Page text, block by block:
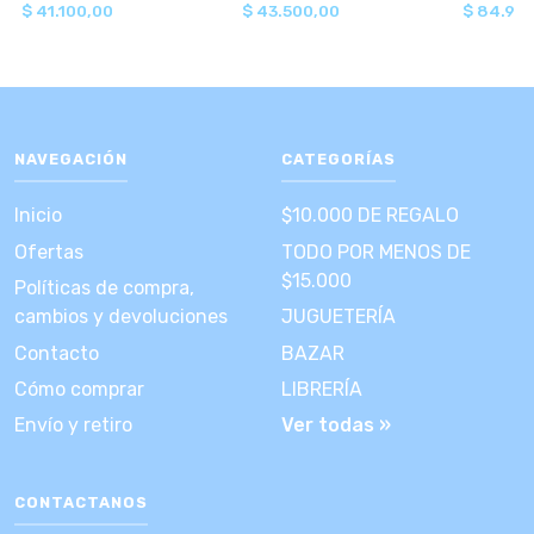
$ 41.100,00 $ 43.500,00 $
NAVEGACIÓN
Inicio
Ofertas
Políticas de compra,
cambios y devoluciones
Contacto
Cómo comprar
Envío y retiro
CATEGORÍAS
$10.000 DE REGALO
TODO POR MENOS DE
$15.000
JUGUETERÍA
BAZAR
LIBRERÍA
Ver todas »
CONTACTANOS